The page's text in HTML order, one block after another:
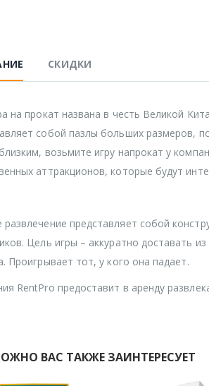
СКИДКИ
на прокат названа в честь Великой
собой пазлы больших размеров,
возьмите игру напрокат у
аттракционов, которые будут
развлечение представляет собой
Цель игры – аккуратно доставать
Проигрывает тот, у кого она падает.
RentPro предоставит в аренду
ВАС ТАКЖЕ ЗАИНТЕРЕСУЕТ